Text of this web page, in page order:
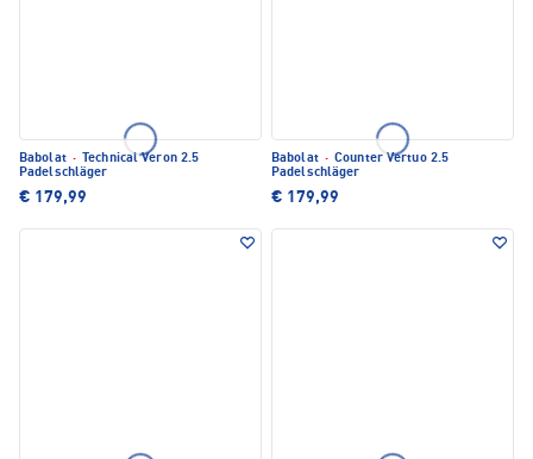
Babolat ·
Technical Veron 2.5
Padelschläger
€ 179,99
Babolat · Counter Vertuo 2.5
Padelschläger
€ 179,99